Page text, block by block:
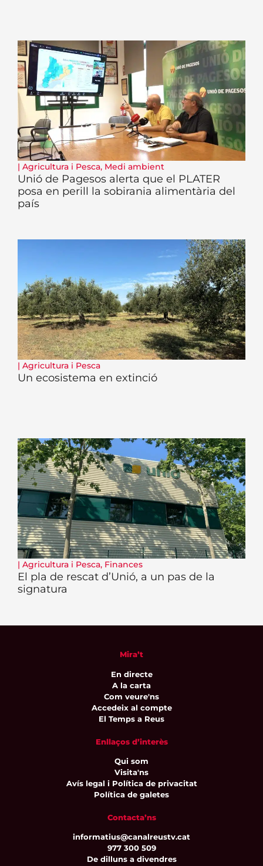
| Agricultura i Pesca, Medi ambient
Unió de Pagesos alerta que el PLATER
posa en perill la sobirania alimentària del
país
| Agricultura i Pesca
Un ecosistema en extinció
| Agricultura i Pesca, Finances
El pla de rescat d’Unió, a un pas de la
signatura
Mira’t
En directe
A la carta
Com veure'ns
Accedeix al compte
El Temps a Reus
Enllaços d’interès
Qui som
Visita'ns
Avís legal i Política de privacitat
Política de galetes
Contacta’ns
informatius@canalreustv.cat
977 300 509
De dilluns a divendres